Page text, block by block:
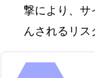
撃により、サ
んされるリス